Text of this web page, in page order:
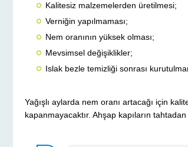
Kalitesiz malzemelerden üretilmesi;
Verniğin yapılmaması;
Nem oranının yüksek olması;
Mevsimsel değişiklikler;
Islak bezle temizliği sonrası
Yağışlı aylarda nem oranı artacağı için
kapanmayacaktır. Ahşap kapıların